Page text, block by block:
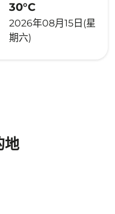
30°C
2026年08月15日(星
期六)
地